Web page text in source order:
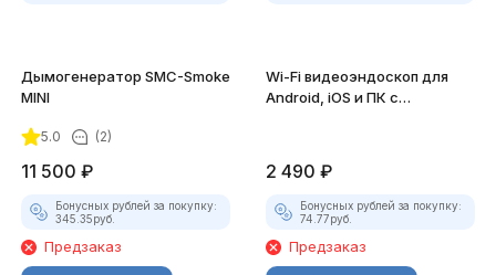
Дымогенератор SMC-Smoke
MINI
5.0 (2)
11 500 ₽
Бонусных рублей за покупку:
345.35руб.
Предзаказ
Wi-Fi видеоэндоскоп для
Android, iOS и ПК с
2 490 ₽
Бонусных рублей за покупку:
74.77руб.
Предзаказ